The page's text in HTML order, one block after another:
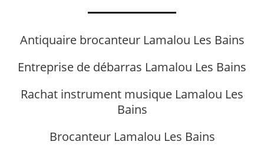
Antiquaire brocanteur Lamalou Les Bains
Entreprise de débarras Lamalou Les Bains
Rachat instrument musique Lamalou Les
Bains
Brocanteur Lamalou Les Bains